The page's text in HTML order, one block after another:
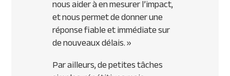
nous aider à en mesurer l’impact,
et nous permet de donner une
réponse fiable et immédiate sur
de nouveaux délais. »
Par ailleurs, de petites tâches